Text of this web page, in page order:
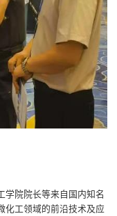
学院院长等来自国内知名
化工领域的前沿技术及应